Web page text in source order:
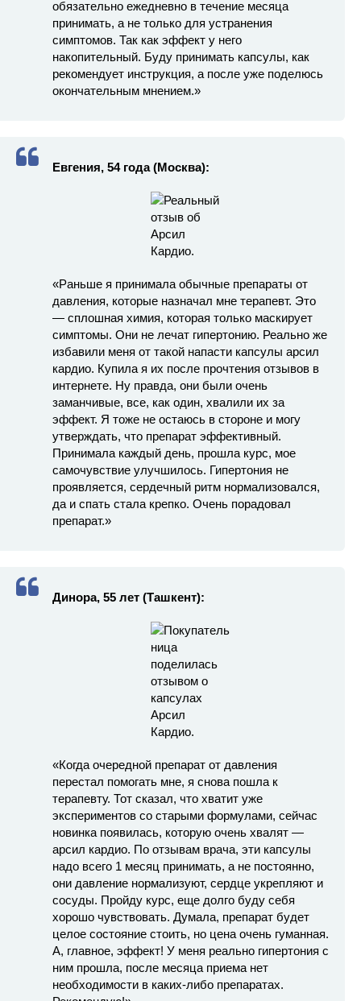
обязательно ежедневно в течение месяца
принимать, а не только для устранения
симптомов. Так как эффект у него
накопительный. Буду принимать капсулы, как
рекомендует инструкция, а после уже поделюсь
окончательным мнением.»
Евгения, 54 года (Москва):
«Раньше я принимала обычные препараты от
давления, которые назначал мне терапевт. Это
— сплошная химия, которая только маскирует
симптомы. Они не лечат гипертонию. Реально же
избавили меня от такой напасти капсулы арсил
кардио. Купила я их после прочтения отзывов в
интернете. Ну правда, они были очень
заманчивые, все, как один, хвалили их за
эффект. Я тоже не остаюсь в стороне и могу
утверждать, что препарат эффективный.
Принимала каждый день, прошла курс, мое
самочувствие улучшилось. Гипертония не
проявляется, сердечный ритм нормализовался,
да и спать стала крепко. Очень порадовал
препарат.»
Динора, 55 лет (Ташкент):
«Когда очередной препарат от давления
перестал помогать мне, я снова пошла к
терапевту. Тот сказал, что хватит уже
экспериментов со старыми формулами, сейчас
новинка появилась, которую очень хвалят —
арсил кардио. По отзывам врача, эти капсулы
надо всего 1 месяц принимать, а не постоянно,
они давление нормализуют, сердце укрепляют и
сосуды. Пройду курс, еще долго буду себя
хорошо чувствовать. Думала, препарат будет
целое состояние стоить, но цена очень гуманная.
А, главное, эффект! У меня реально гипертония с
ним прошла, после месяца приема нет
необходимости в каких-либо препаратах.